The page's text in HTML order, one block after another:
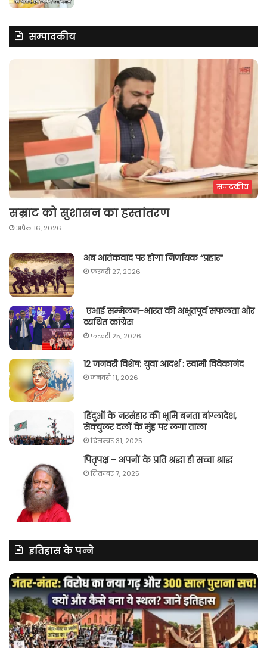
सम्पादकीय
संपादकीय
सम्राट को सुशासन का हस्तांतरण
अप्रैल 16, 2026
अब आतंकवाद पर होगा निर्णायक “प्रहार“
फ़रवरी 27, 2026
एआई सम्मेलन-भारत की अभूतपूर्व सफलता और
व्यथित कांग्रेस
फ़रवरी 25, 2026
12 जनवरी विशेष: युवा आदर्श : स्वामी विवेकानंद
जनवरी 11, 2026
हिंदुओं के नरसंहार की भूमि बनता बांग्लादेश,
सेक्युलर दलों के मुंह पर लगा ताला
दिसम्बर 31, 2025
पितृपक्ष – अपनों के प्रति श्रद्धा ही सच्चा श्राद्ध
सितम्बर 7, 2025
इतिहास के पन्ने